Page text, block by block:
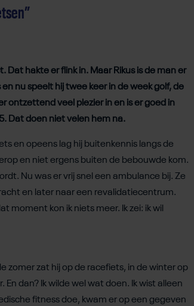
Dat hakte er flink in. Maar Rikus is de man er
nu speelt hij twee keer in de week golf, de
ontzettend veel plezier in en is er goed in
Dat doen niet velen hem na.
en opeens lag hij buitenkennis langs de
en niet ergens buiten de bebouwde kom.
Nu was er vrij snel een ambulance bij. Ze
en later naar een revalidatiecentrum.
moment kon ik niets meer. Ik zei: ik wil
zomer zat hij op de racefiets, in de winter op
dan? Ik wilde wel wat doen. Ik wist alleen
fitness doe, kwam er op een gegeven